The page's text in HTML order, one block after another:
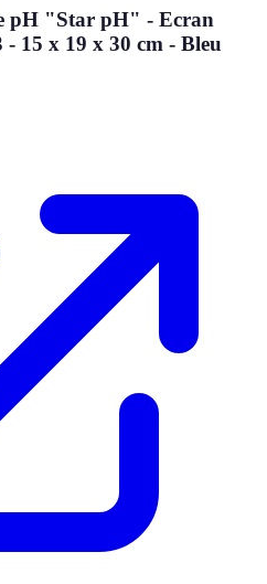
pH "Star pH" - Ecran
15 x 19 x 30 cm - Bleu